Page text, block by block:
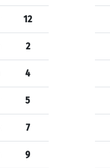
12
2
4
5
7
9